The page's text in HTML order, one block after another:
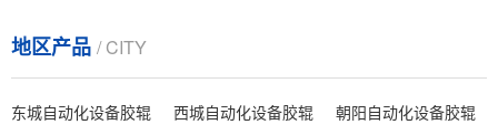
地区产品 / CITY
东城自动化设备胶辊 西城自动化设备胶辊
朝阳自动化设备胶辊